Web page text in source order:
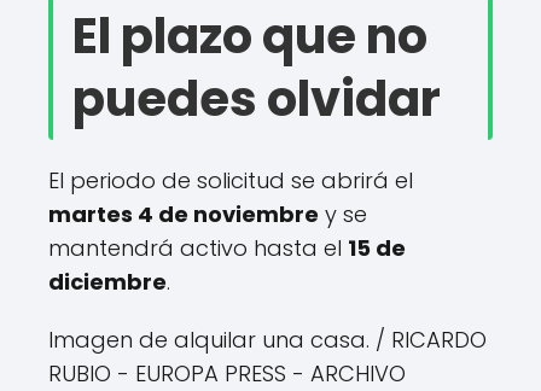
El plazo que no
puedes olvidar
El periodo de solicitud se abrirá el
martes 4 de noviembre y se
mantendrá activo hasta el 15 de
diciembre.
Imagen de alquilar una casa. / RICARDO
RUBIO - EUROPA PRESS - ARCHIVO